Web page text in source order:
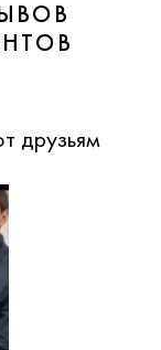
друзьям